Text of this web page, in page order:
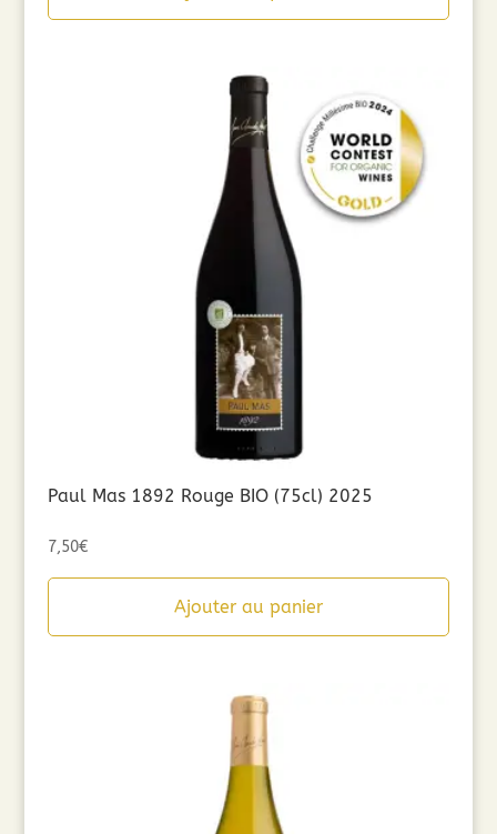
Paul Mas 1892 Rouge BIO (75cl) 2025
7,50€
Ajouter au panier